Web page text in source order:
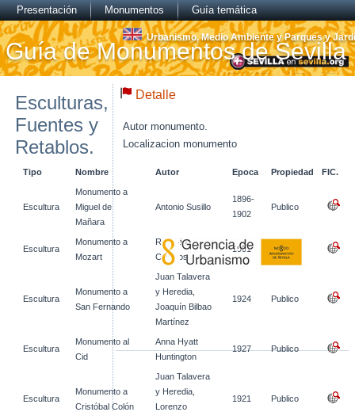
Presentación Monumentos Guía temática
Guía de Monumentos de Sevilla
Urbanismo, Medio Ambiente y Parques y
Esculturas,
Fuentes y
Retablos.
Tipo Nombre Autor Epoca Propiedad FIC.
Escultura
Monumento a
Miguel de
Mañara
Antonio Susillo
1896-
1902
Publico
Escultura
Monumento a
Mozart
Rolando
Campos
1991 Publico
Escultura
Monumento a
San Fernando
Juan Talavera
y Heredia,
Joaquín Bilbao
Martínez
1924 Publico
Escultura
Monumento al
Cid
Anna Hyatt
Huntington
1927 Publico
Escultura
Monumento a
Cristóbal Colón
Juan Talavera
y Heredia,
Lorenzo
1921 Publico
Detalle
Autor monumento.
Localizacion monumento